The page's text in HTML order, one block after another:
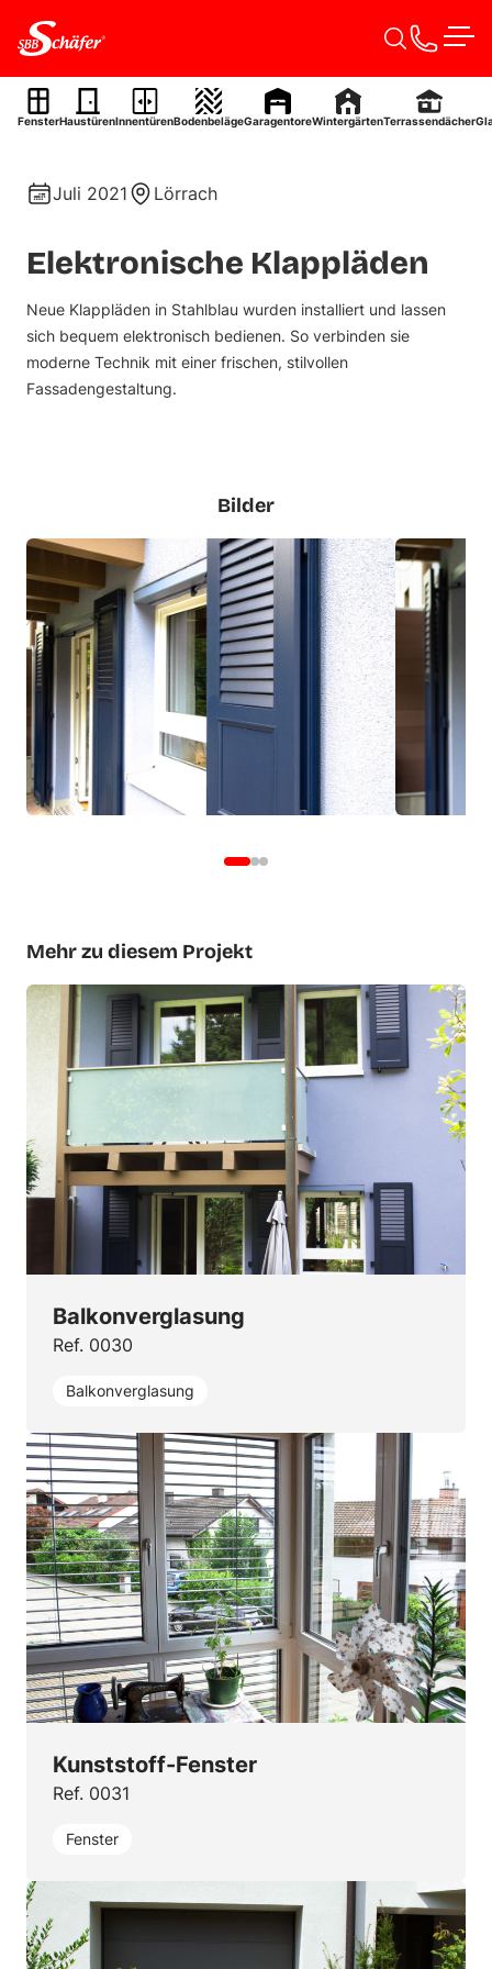
FensterHaustürenInnentürenBodenbelägeGaragentoreWintergärtenTerrassendächer
Klappläden
Juli 2021 Lörrach
Elektronische Klappläden
Neue Klappläden in Stahlblau wurden installiert und lassen
sich bequem elektronisch bedienen. So verbinden sie
moderne Technik mit einer frischen, stilvollen
Fassadengestaltung.
Bilder
Mehr zu diesem Projekt
Balkonverglasung
Ref. 0030
Balkonverglasung
Kunststoff-Fenster
Ref. 0031
Fenster